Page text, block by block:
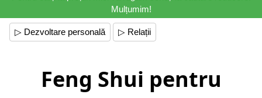
Mulțumim!
▷ Dezvoltare personală ▷ Relații
Feng Shui pentru